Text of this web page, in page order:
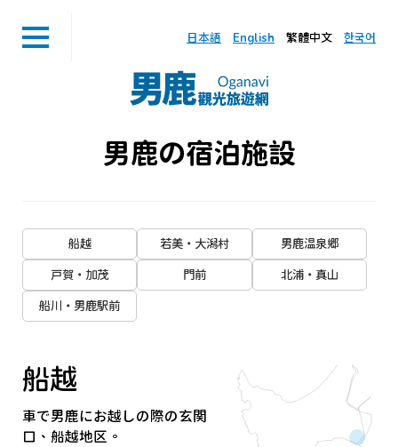
日本語 English 繁體中文 한국어
男鹿の宿泊施設
船越 若美・大潟村 男鹿温泉郷
戸賀・加茂 門前 北浦・真山
船川・男鹿駅前
船越
車で男鹿にお越しの際の玄関
口、船越地区。